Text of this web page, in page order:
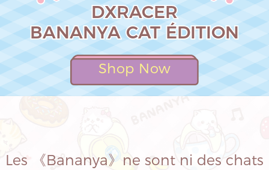
DXRACER
BANANYA CAT ÉDITION
Shop Now
Les 《Bananya》ne sont ni des chats